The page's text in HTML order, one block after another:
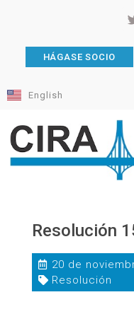
HÁGASE SOCIO
English
Resolución
20 de
Resolución